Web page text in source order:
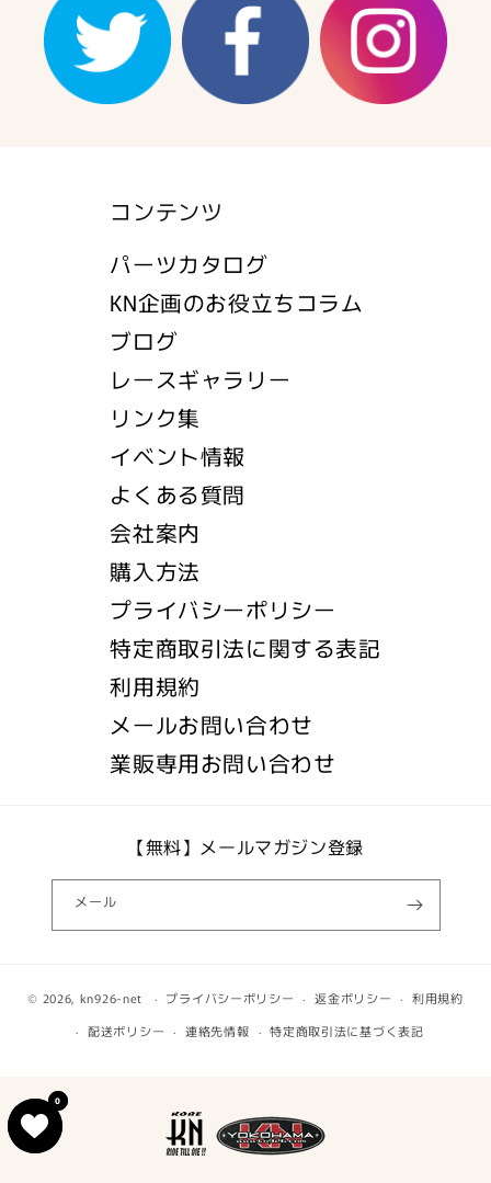
コンテンツ
パーツカタログ
KN企画のお役立ちコラム
ブログ
レースギャラリー
リンク集
イベント情報
よくある質問
会社案内
購入方法
プライバシーポリシー
特定商取引法に関する表記
利用規約
メールお問い合わせ
業販専用お問い合わせ
【無料】メールマガジン登録
メール
© 2026, kn926-net プライバシーポリシー 返金ポリシー
利用規約
配送ポリシー
連絡先情報 特定商取引法に基づく表記
0
0